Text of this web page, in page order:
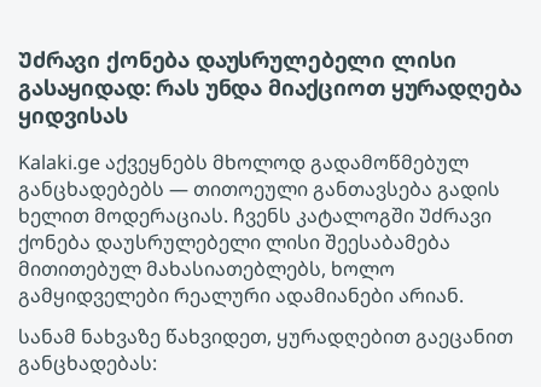
Უძრავი ქონება დაუსრულებელი ლისი
გასაყიდად: რას უნდა მიაქციოთ ყურადღება
ყიდვისას
Kalaki.ge აქვეყნებს მხოლოდ გადამოწმებულ
განცხადებებს — თითოეული განთავსება გადის
ხელით მოდერაციას. ჩვენს კატალოგში Უძრავი
ქონება დაუსრულებელი ლისი შეესაბამება
მითითებულ მახასიათებლებს, ხოლო
გამყიდველები რეალური ადამიანები არიან.
სანამ ნახვაზე წახვიდეთ, ყურადღებით გაეცანით
განცხადებას: